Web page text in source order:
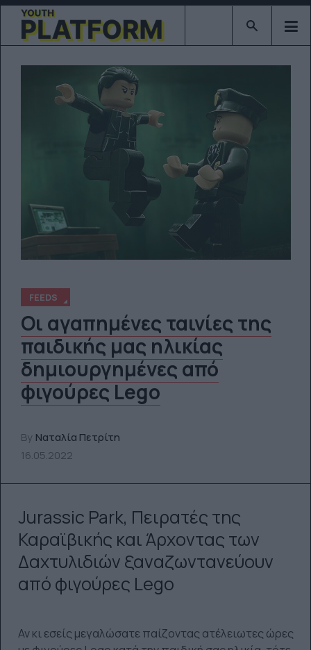
Type 2 or
FEEDS
Οι αγαπημένες ταινίες της
παιδικής μας ηλικίας
δημιουργημένες από
φιγούρες Lego
By Ναταλία Πετρίτη
16.05.2022
Jurassic Park, Πειρατές της
Καραϊβικής και Άρχοντας των
Δαχτυλιδιών ξαναζωντανεύουν
από φιγούρες Lego
Αν κι εσείς μεγαλώσατε παίζοντας ατέλειωτες ώρες